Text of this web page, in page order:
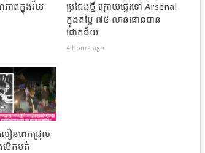
ាពក្នុងវ័យ
ប្រជែងថ្មី ក្រោយផ្ទេរទៅ Arsenal
ក្នុងតម្លៃ ៧៥ លានផោនបាន
ជោគជ័យ
4 hours ago
ឿនពេកជ្រុល
បើកបត់